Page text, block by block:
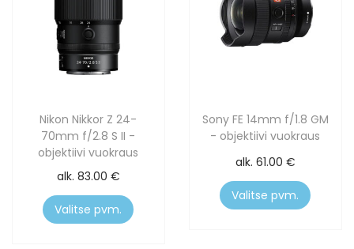
Nikon Nikkor Z 24-
70mm f/2.8 S II -
objektiivi vuokraus
alk. 83.00 €
Valitse pvm.
Sony FE 14mm f/1.8 GM
- objektiivi vuokraus
alk. 61.00 €
Valitse pvm.